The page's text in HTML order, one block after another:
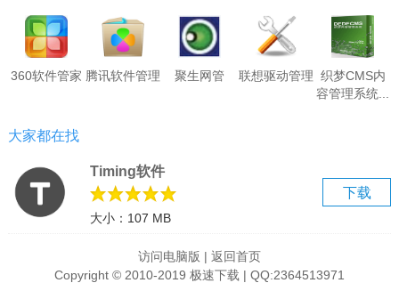
360软件管家 腾讯软件管理 聚生网管 联想驱动管理 织梦CMS内
容管理系统...
大家都在找
下载
Timing软件
大小：107 MB
访问电脑版 | 返回首页
Copyright © 2010-2019 极速下载 | QQ:2364513971